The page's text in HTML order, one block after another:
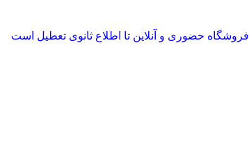
فروشگاه حضوری و آنلاین تا اطلاع ثانوی تعطیل است